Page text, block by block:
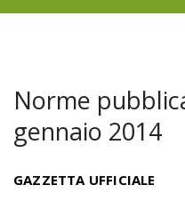
Norme
gennaio 2014
GAZZETTA UFFICIALE